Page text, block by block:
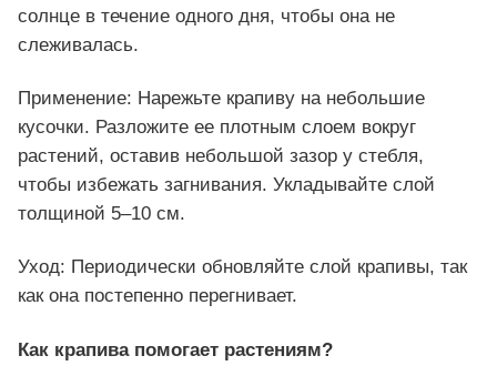
солнце в течение одного дня, чтобы она не
слеживалась.
Применение: Нарежьте крапиву на небольшие
кусочки. Разложите ее плотным слоем вокруг
растений, оставив небольшой зазор у стебля,
чтобы избежать загнивания. Укладывайте слой
толщиной 5–10 см.
Уход: Периодически обновляйте слой крапивы, так
как она постепенно перегнивает.
Как крапива помогает растениям?